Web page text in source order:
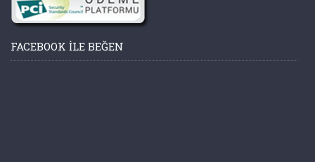
FACEBOOK ILE BEĞEN